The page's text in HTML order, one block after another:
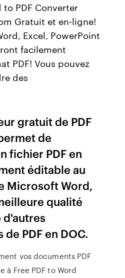
to PDF Converter
Gratuit et en-ligne!
Excel, PowerPoint
facilement
PDF! Vous pouvez
des
gratuit de PDF
de
fichier PDF en
éditable au
Microsoft Word,
qualité
d'autres
PDF en DOC.
vos documents PDF
à Free PDF to Word